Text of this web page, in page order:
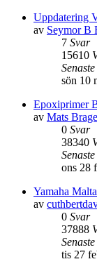
Uppdatering
av Seymor B
7 Svar
15610
sön 10
Epoxiprimer
av Mats Brage
0 Svar
38340
ons 28
Yamaha
av
0 Svar
37888
tis 27